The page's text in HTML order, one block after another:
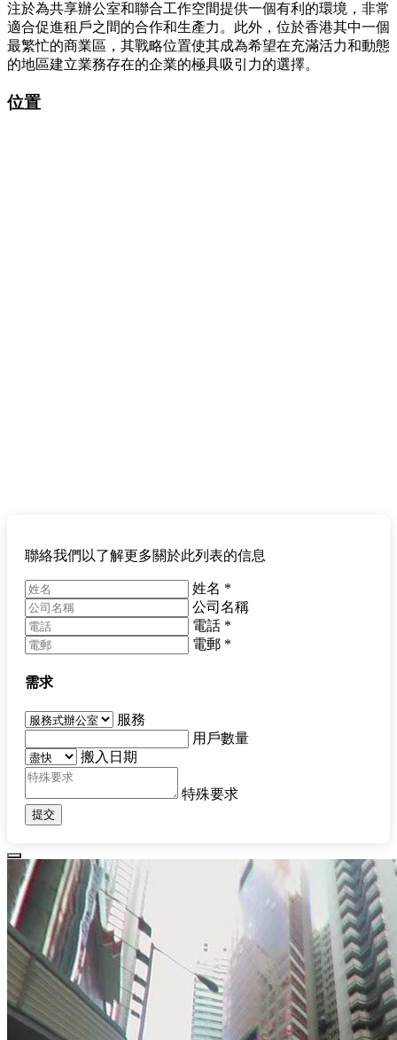
注於為共享辦公室和聯合工作空間提供一個有利的環境，非常
適合促進租戶之間的合作和生產力。此外，位於香港其中一個
最繁忙的商業區，其戰略位置使其成為希望在充滿活力和動態
的地區建立業務存在的企業的極具吸引力的選擇。
位置
聯絡我們以了解更多關於此列表的信息
姓名 *
公司名稱
電話 *
電郵 *
需求
服務
用戶數量
搬入日期
特殊要求
提交